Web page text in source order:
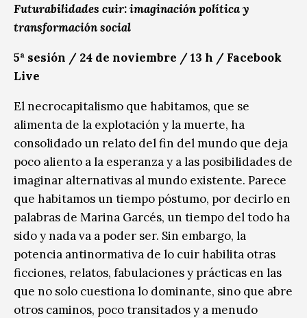
Futurabilidades cuir: imaginación política y
transformación social
5ª sesión / 24 de noviembre / 13 h / Facebook
Live
El necrocapitalismo que habitamos, que se
alimenta de la explotación y la muerte, ha
consolidado un relato del fin del mundo que deja
poco aliento a la esperanza y a las posibilidades de
imaginar alternativas al mundo existente. Parece
que habitamos un tiempo póstumo, por decirlo en
palabras de Marina Garcés, un tiempo del todo ha
sido y nada va a poder ser. Sin embargo, la
potencia antinormativa de lo cuir habilita otras
ficciones, relatos, fabulaciones y prácticas en las
que no solo cuestiona lo dominante, sino que abre
otros caminos, poco transitados y a menudo